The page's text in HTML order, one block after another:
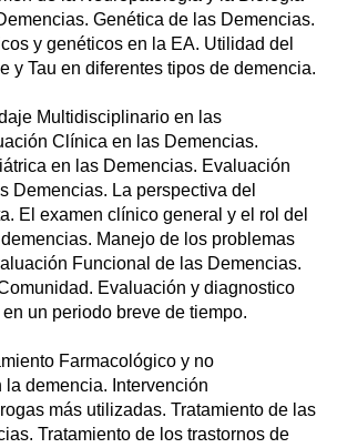
Genética de las Demencias.
y genéticos en la EA. Utilidad del
y Tau en diferentes tipos de demencia.
Multidisciplinario en las
Clínica en las Demencias.
en las Demencias. Evaluación
Demencias. La perspectiva del
El examen clínico general y el rol del
Manejo de los problemas
Funcional de las Demencias.
Evaluación y diagnostico
un periodo breve de tiempo.
Farmacológico y no
la demencia. Intervención
más utilizadas. Tratamiento de las
Tratamiento de los trastornos de